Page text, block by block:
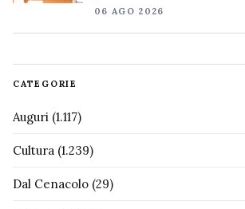
06 AGO 2026
CATEGORIE
Auguri (1.117)
Cultura (1.239)
Dal Cenacolo (29)